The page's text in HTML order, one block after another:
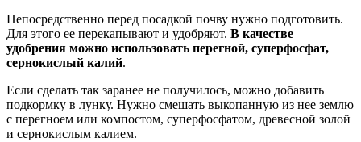
Непосредственно перед посадкой почву нужно подготовить.
Для этого ее перекапывают и удобряют. В качестве
удобрения можно использовать перегной, суперфосфат,
сернокислый калий.
Если сделать так заранее не получилось, можно добавить
подкормку в лунку. Нужно смешать выкопанную из нее землю
с перегноем или компостом, суперфосфатом, древесной золой
и сернокислым калием.